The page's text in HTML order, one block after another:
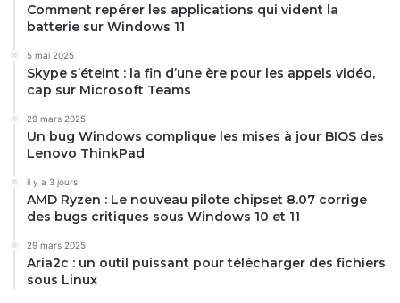
Comment repérer les applications qui vident la
batterie sur Windows 11
5 mai 2025
Skype s’éteint : la fin d’une ère pour les appels vidéo,
cap sur Microsoft Teams
29 mars 2025
Un bug Windows complique les mises à jour BIOS des
Lenovo ThinkPad
il y a 3 jours
AMD Ryzen : Le nouveau pilote chipset 8.07 corrige
des bugs critiques sous Windows 10 et 11
29 mars 2025
Aria2c : un outil puissant pour télécharger des fichiers
sous Linux